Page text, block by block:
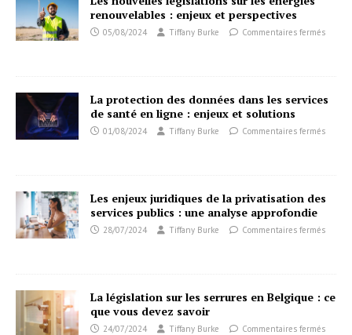
renouvelables : enjeux et perspectives
05/08/2024 Tiffany Burke Commentaires fermés
La protection des données dans les services
de santé en ligne : enjeux et solutions
01/08/2024 Tiffany Burke Commentaires fermés
Les enjeux juridiques de la privatisation des
services publics : une analyse approfondie
28/07/2024 Tiffany Burke Commentaires fermés
La législation sur les serrures en Belgique : ce
que vous devez savoir
24/07/2024 Tiffany Burke Commentaires fermés